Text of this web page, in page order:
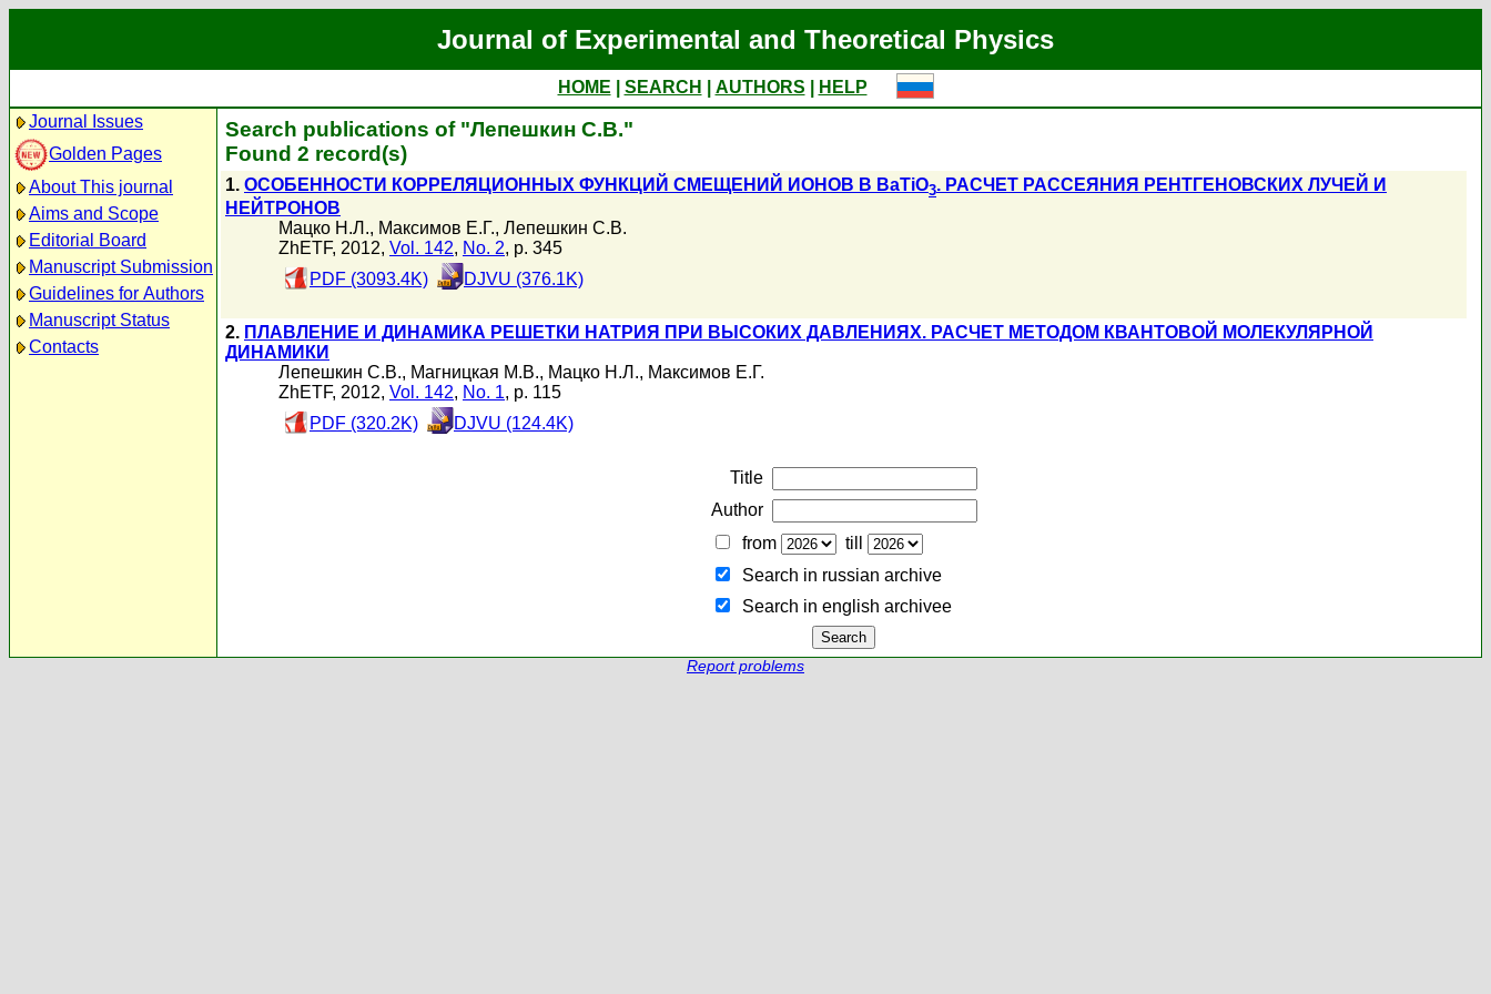
Journal of Experimental and Theoretical Physics
HOME SEARCH AUTHORS
HELP
Journal Issues
Golden Pages
About This journal
Aims and Scope
Editorial Board
Manuscript Submission
Guidelines for Authors
Manuscript Status
Contacts
Search publications of "Лепешкин С.В."
Found 2 record(s)
1. ОСОБЕННОСТИ КОРРЕЛЯЦИОННЫХ ФУНКЦИЙ СМЕЩЕНИЙ ИОНОВ В BaTiO3. РАСЧЕТ РАССЕЯНИЯ РЕНТГЕНОВСКИХ ЛУЧЕЙ И
НЕЙТРОНОВ
Мацко Н.Л., Максимов Е.Г., Лепешкин С.В.
ZhETF, 2012, Vol. 142, No. 2, p. 345
PDF (3093.4K)
DJVU (376.1K)
2. ПЛАВЛЕНИЕ И ДИНАМИКА РЕШЕТКИ НАТРИЯ ПРИ ВЫСОКИХ ДАВЛЕНИЯХ. РАСЧЕТ МЕТОДОМ КВАНТОВОЙ МОЛЕКУЛЯРНОЙ
ДИНАМИКИ
Лепешкин С.В., Магницкая М.В., Мацко Н.Л., Максимов Е.Г.
ZhETF, 2012, Vol. 142, No. 1, p. 115
PDF (320.2K)
DJVU (124.4K)
Title
Author
from
till
Search in russian archive
Search in english archiveе
Report problems